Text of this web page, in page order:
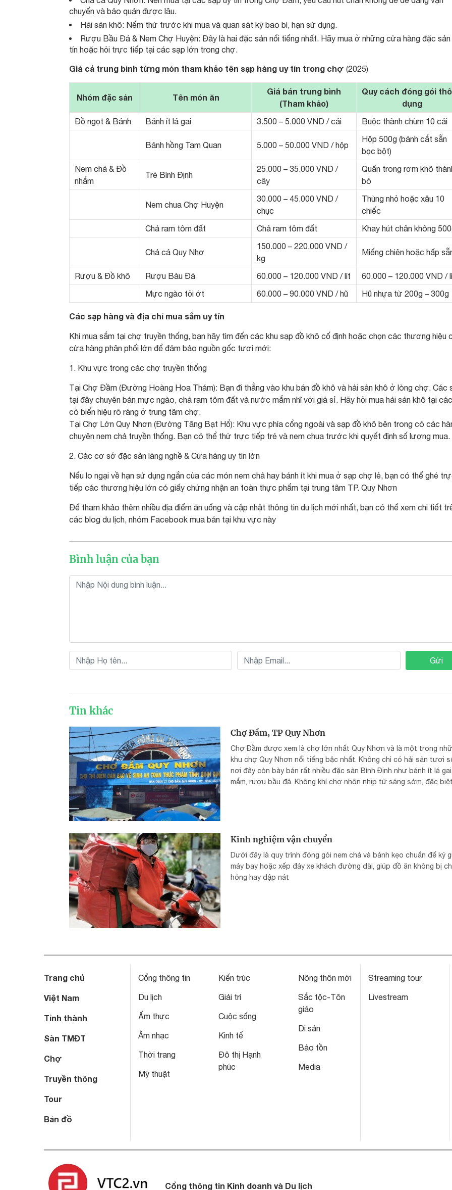
chuyển và bảo quản được lâu.
Hải sản khô: Nếm thử trước khi mua và quan sát kỹ bao bì, hạn sử dụng.
Rượu Bầu Đá & Nem Chợ Huyện: Đây là hai đặc sản nổi tiếng nhất. Hãy mua ở những cửa hàng đặc sản
tín hoặc hỏi trực tiếp tại các sạp lớn trong chợ.
Giá cả trung bình từng món tham khảo tên sạp hàng uy tín trong chợ (2025)
Nhóm đặc sản Tên món ăn
Giá bán trung bình
(Tham khảo)
Quy cách đóng gói
dụng
Đồ ngọt & Bánh Bánh ít lá gai 3.500 – 5.000 VND / cái Buộc thành chùm 10 cái
Bánh hồng Tam Quan 5.000 – 50.000 VND / hộp
Hộp 500g (bánh cắt sẵn
bọc bột)
Nem chả & Đồ
nhắm
Tré Bình Định
25.000 – 35.000 VND /
cây
Quấn trong rơm khô
bó
Nem chua Chợ Huyện
30.000 – 45.000 VND /
chục
Thùng nhỏ hoặc xâu 10
chiếc
Chả ram tôm đất
Chả ram tôm đất Khay hút chân không
Chả cá Quy Nhơ
150.000 – 220.000 VND /
kg
Miếng chiên hoặc hấp
Rượu & Đồ khô Rượu Bàu Đá 60.000 – 120.000 VND / lít
60.000 – 120.000 VND /
Mực ngào tỏi ớt
60.000 – 90.000 VND / hũ Hũ nhựa từ 200g – 300g
Các sạp hàng và địa chỉ mua sắm uy tín
Khi mua sắm tại chợ truyền thống, bạn hãy tìm đến các khu sạp đồ khô cố định hoặc chọn các thương hiệu
cửa hàng phân phối lớn để đảm bảo nguồn gốc tươi mới:
1. Khu vực trong các chợ truyền thống
Tại Chợ Đầm (Đường Hoàng Hoa Thám): Bạn đi thẳng vào khu bán đồ khô và hải sản khô ở lòng chợ. Các
tại đây chuyên bán mực ngào, chả ram tôm đất và nước mắm nhĩ với giá sỉ. Hãy hỏi mua hải sản khô tại
có biển hiệu rõ ràng ở trung tâm chợ.
Tại Chợ Lớn Quy Nhơn (Đường Tăng Bạt Hổ): Khu vực phía cổng ngoài và sạp đồ khô bên trong có các
chuyên nem chả truyền thống. Bạn có thể thử trực tiếp tré và nem chua trước khi quyết định số lượng mua.
2. Các cơ sở đặc sản làng nghề & Cửa hàng uy tín lớn
Nếu lo ngại về hạn sử dụng ngắn của các món nem chả hay bánh ít khi mua ở sạp chợ lẻ, bạn có thể ghé
tiếp các thương hiệu lớn có giấy chứng nhận an toàn thực phẩm tại trung tâm TP. Quy Nhơn
Để tham khảo thêm nhiều địa điểm ăn uống và cập nhật thông tin du lịch mới nhất, bạn có thể xem chi tiết
các blog du lịch, nhóm Facebook mua bán tại khu vực này
Bình luận của bạn
Gửi
Tin khác
Chợ Đầm, TP Quy Nhơn
Chợ Đầm được xem là chợ lớn nhất Quy Nhơn và là một trong
khu chợ Quy Nhơn nổi tiếng bậc nhất. Không chỉ có hải sản tươi
nơi đây còn bày bán rất nhiều đặc sản Bình Định như bánh ít lá gai,
mắm, rượu bầu đá. Không khí chợ nhộn nhịp từ sáng sớm, đặc biệt
Kinh nghiệm vận chuyển
Dưới đây là quy trình đóng gói nem chả và bánh kẹo chuẩn để ký
máy bay hoặc xếp đáy xe khách đường dài, giúp đồ ăn không bị
hỏng hay dập nát
Trang chủ
Việt Nam
Tỉnh thành
Sàn TMĐT
Chợ
Truyền thông
Tour
Bản đồ
Cổng thông tin
Du lịch
Ẩm thực
Âm nhạc
Thời trang
Mỹ thuật
Kiến trúc
Giải trí
Cuộc sống
Kinh tế
Đô thị Hạnh
phúc
Nông thôn mới
Sắc tộc-Tôn
giáo
Di sản
Bảo tồn
Media
Streaming tour
Livestream
Cổng thông tin Kinh doanh và Du lịch